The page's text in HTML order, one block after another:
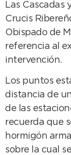
Las Cascadas
Crucis
Obispado de
referencia al
intervención.
Los puntos
distancia de
de las
recuerda que
hormigón
sobre la cual